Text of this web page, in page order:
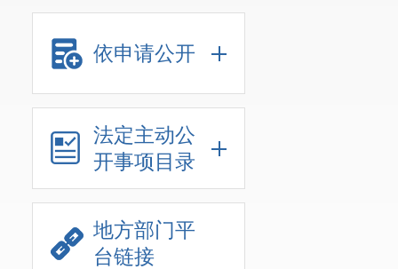
依申请公开
法定主动公
开事项目录
地方部门平
台链接